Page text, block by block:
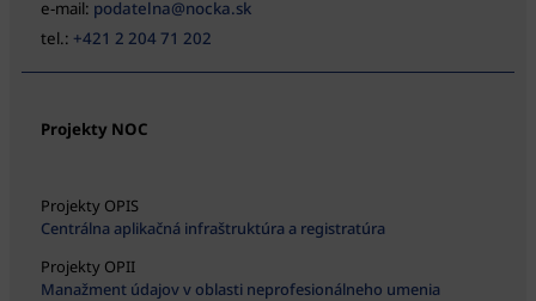
e-mail: podatelna@nocka.sk
tel.: +421 2 204 71 202
Projekty NOC
Projekty OPIS
Centrálna aplikačná infraštruktúra a registratúra
Projekty OPII
Manažment údajov v oblasti neprofesionálneho umenia